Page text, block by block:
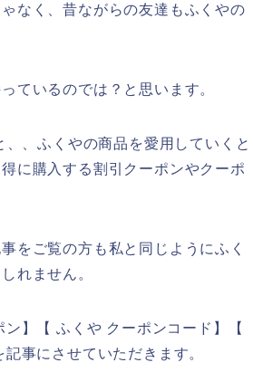
なく、昔ながらの友達もふくやの
ているのでは？と思います。
、ふくやの商品を愛用していくと
に購入する割引クーポンやクーポ
をご覧の方も私と同じようにふく
れません。
】【 ふくや クーポンコード】【
事にさせていただきます。